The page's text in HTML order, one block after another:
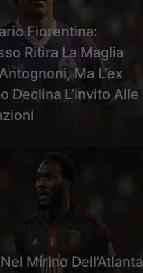
Fiorentina:
Ritira La Maglia
Ma L’ex
Declina L’invito Alle
Mirino Dell’Atlanta